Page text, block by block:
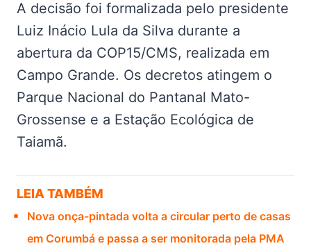
A decisão foi formalizada pelo presidente
Luiz Inácio Lula da Silva durante a
abertura da COP15/CMS, realizada em
Campo Grande. Os decretos atingem o
Parque Nacional do Pantanal Mato-
Grossense e a Estação Ecológica de
Taiamã.
LEIA TAMBÉM
Nova onça-pintada volta a circular perto de casas
em Corumbá e passa a ser monitorada pela PMA